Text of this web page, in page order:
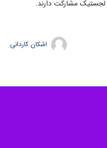
لجستیک مشارکت دارند.
اشکان کاردانی